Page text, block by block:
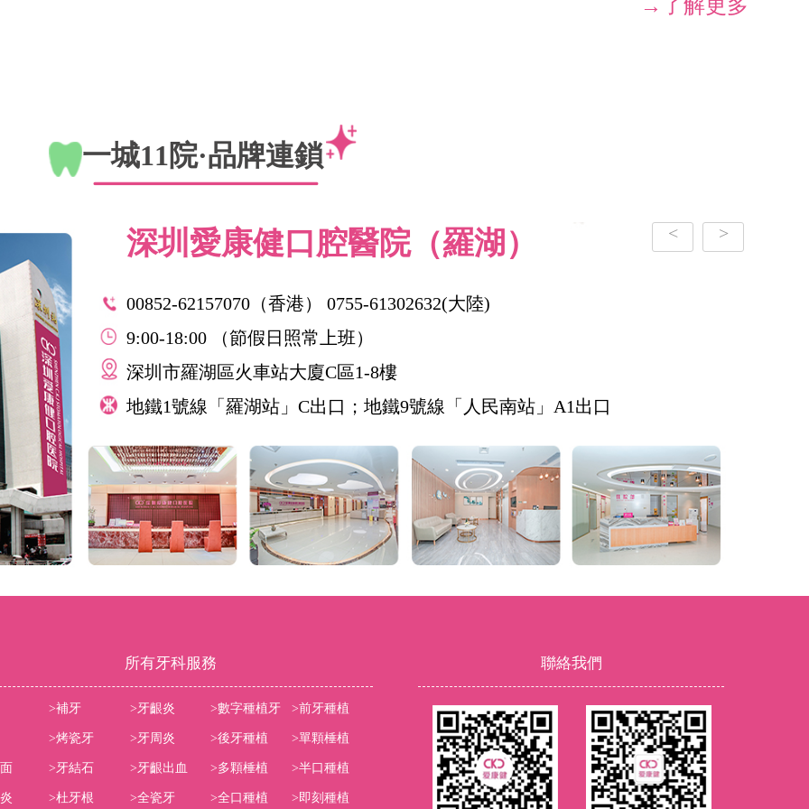
→了解更多
一城11院·品牌連鎖
深圳愛康健口腔醫院（羅湖）
00852-62157070（香港） 0755-61302632(大陸)
9:00-18:00 （節假日照常上班）
深圳市羅湖區火車站大廈C區1-8樓
地鐵1號線「羅湖站」C出口；地鐵9號線「人民南站」A1出口
< >
所有牙科服務
>補牙 >牙齦炎 >數字種植牙 >前牙種植
>烤瓷牙 >牙周炎 >後牙種植 >單顆棰植
>牙結石 >牙齦出血 >多顆棰植 >半口種植
>杜牙根 >全瓷牙 >全口種植 >即刻種植
聯絡我們